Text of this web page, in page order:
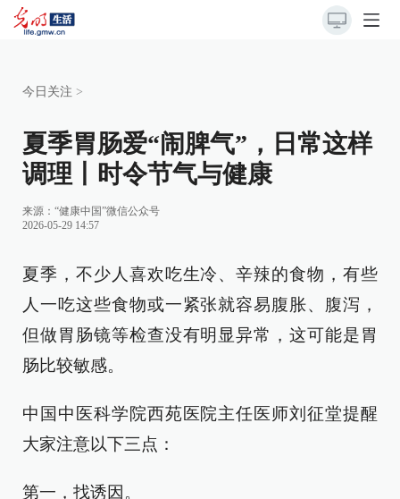
今日关注 >
夏季胃肠爱“闹脾气”，日常这样
调理丨时令节气与健康
来源： “健康中国”微信公众号
2026-05-29 14:57
夏季，不少人喜欢吃生冷、辛辣的食物，有些
人一吃这些食物或一紧张就容易腹胀、腹泻，
但做胃肠镜等检查没有明显异常，这可能是胃
肠比较敏感。
中国中医科学院西苑医院主任医师刘征堂提醒
大家注意以下三点：
第一，找诱因。